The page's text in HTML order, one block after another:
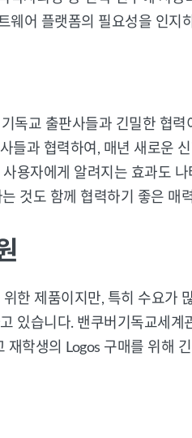
어 플랫폼의 필요성을 인
독교 출판사들과 긴밀한 협
들과 협력하여, 매년 새로운
용자에게 알려지는 효과도
것도 함께 협력하기 좋은 매
한 제품이지만, 특히 수요가
있습니다. 밴쿠버기독교세
학생의 Logos 구매를 위해